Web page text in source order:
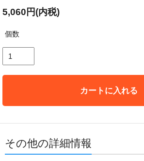
5,060円(内税)
個数
カートに入れる
その他の詳細情報